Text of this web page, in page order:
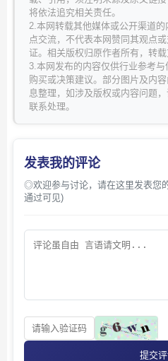
将依法追究相关责任。
2.本网转载其他媒体或公开渠道
点交流，不代表本网赞同其观点
证。相关版权归原作者所有，转
3.本网发布的内容仅供行业参考与
购买或决策建议。部分图片及内
息整理，如涉及版权或内容问题
联系处理。
发表我的评论
◎欢迎参与讨论，请在这里发表您
通过可见)
提交